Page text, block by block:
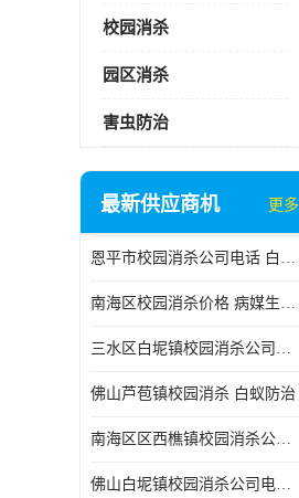
校园消杀
园区消杀
害虫防治
最新供应商机 更多
恩平市校园消杀公司电话 白蚁工程
南海区校园消杀价格 病媒生物防治
三水区白坭镇校园消杀公司电话 消杀记录表
佛山芦苞镇校园消杀 白蚁防治
南海区区西樵镇校园消杀公司 害虫防治
佛山白坭镇校园消杀公司电话 除四害